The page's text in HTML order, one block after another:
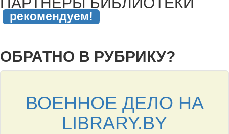
рекомендуем!
ОБРАТНО В РУБРИКУ?
ВОЕННОЕ ДЕЛО НА
LIBRARY.BY